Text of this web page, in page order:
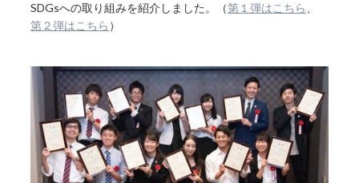
SDGsへの取り組みを紹介しました。（第１弾はこちら
第２弾はこちら ）